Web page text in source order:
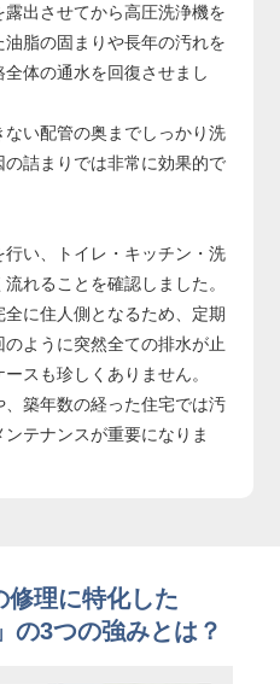
出させてから高圧洗浄機を
脂の固まりや長年の汚れを
体の通水を回復させまし
い配管の奥までしっかり洗
詰まりでは非常に効果的で
い、トイレ・キッチン・洗
れることを確認しました。
に住人側となるため、定期
ように突然全ての排水が止
スも珍しくありません。
築年数の経った住宅では汚
テナンスが重要になりま
修理に特化した
の3つの強みとは？